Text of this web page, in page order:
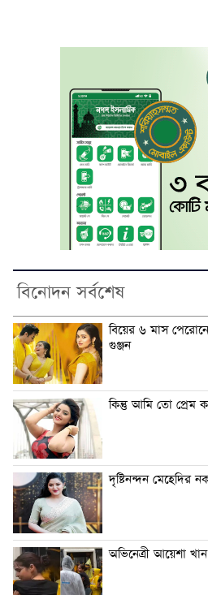
বিনোদন সর্বশেষ
বিয়ের ৬ মাস
গুঞ্জন
কিন্তু আমি তো প্রেম
দৃষ্টিনন্দন মেহেদির
অভিনেত্রী আয়েশা